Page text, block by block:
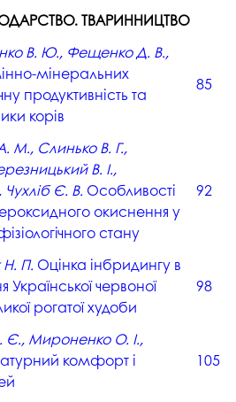
ТВАРИННИЦТВО
В. Ю., Фещенко Д. В.,
мінеральних
продуктивність та
корів
85
М., Слинько В. Г.,
В. І.,
Є. В. Особливості
окиснення у
стану
92
Н. П. Оцінка інбридингу в
Української червоної
рогатої худоби
98
Є., Мироненко О. І.,
комфорт і
105